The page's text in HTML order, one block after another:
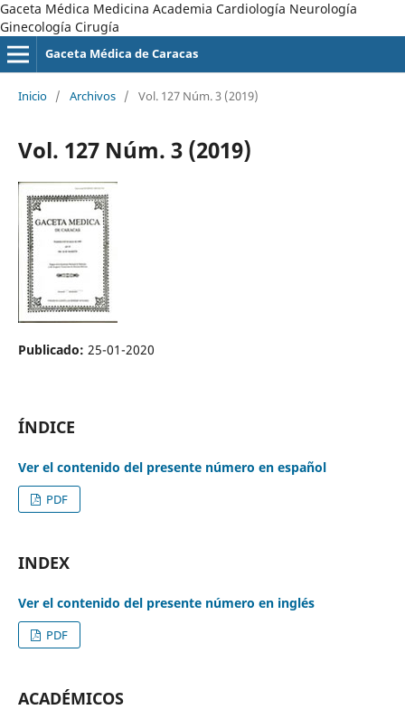
Gaceta Médica Medicina Academia Cardiología Neurología
Ginecología Cirugía
Gaceta Médica de Caracas
Inicio / Archivos / Vol. 127 Núm. 3 (2019)
Vol. 127 Núm. 3 (2019)
Publicado: 25-01-2020
ÍNDICE
Ver el contenido del presente número en español
PDF
INDEX
Ver el contenido del presente número en inglés
PDF
ACADÉMICOS